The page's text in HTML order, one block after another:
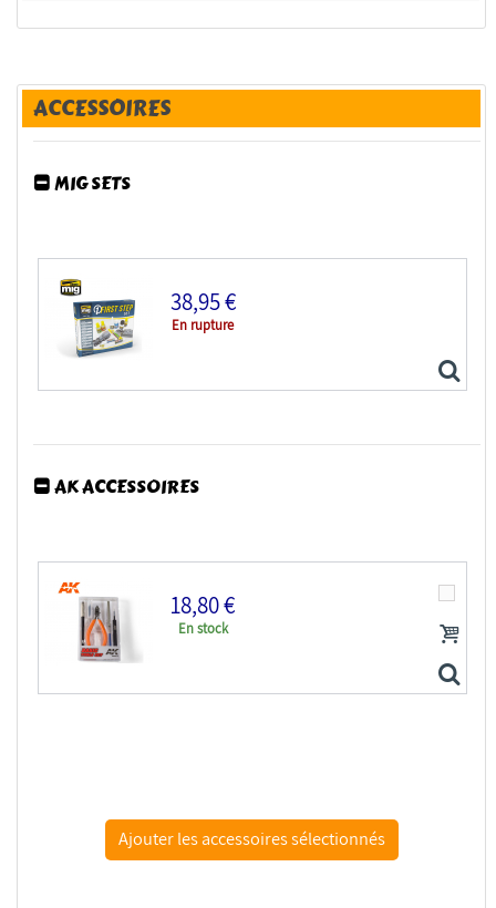
ACCESSOIRES
MIG SETS
38,95 €
En rupture
AK ACCESSOIRES
18,80 €
En stock
AK interactive outillage ak9013 Set d'outils basiques